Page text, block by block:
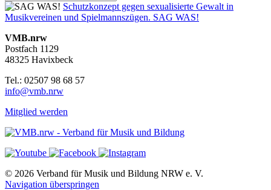
Schutzkonzept gegen sexualisierte Gewalt in
Musikvereinen und Spielmannszügen. SAG WAS!
VMB.nrw
Postfach 1129
48325 Havixbeck
Tel.: 02507 98 68 57
info@vmb.nrw
Mitglied werden
© 2026 Verband für Musik und Bildung NRW e. V.
Navigation überspringen